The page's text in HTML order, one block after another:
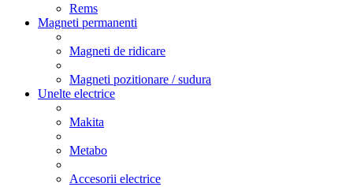
Rems
Magneti permanenti
Magneti de ridicare
Magneti pozitionare / sudura
Unelte electrice
Makita
Metabo
Accesorii electrice